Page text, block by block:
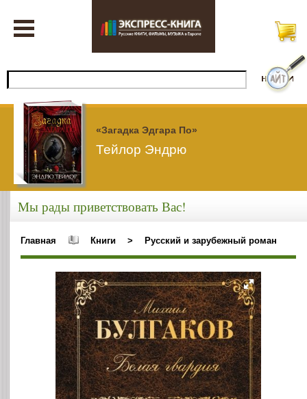
«Загадка Эдгара По»
Тейлор Эндрю
Мы рады приветствовать Вас!
Главная Книги > Русский и зарубежный роман